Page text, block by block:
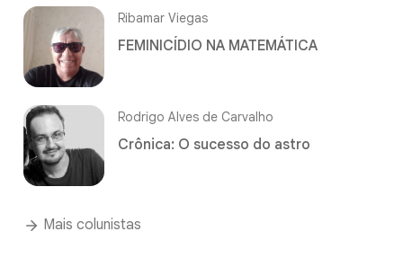
Ribamar Viegas
FEMINICÍDIO NA MATEMÁTICA
Rodrigo Alves de Carvalho
Crônica: O sucesso do astro
Mais colunistas